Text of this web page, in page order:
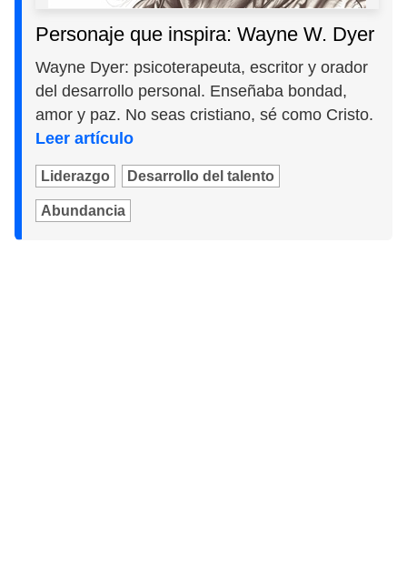
Personaje que inspira: Wayne W. Dyer
Wayne Dyer: psicoterapeuta, escritor y orador
del desarrollo personal. Enseñaba bondad,
amor y paz. No seas cristiano, sé como Cristo.
Leer artículo
Liderazgo Desarrollo del talento
Abundancia